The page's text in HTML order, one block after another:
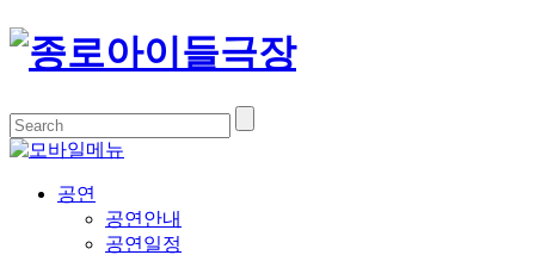
공연
공연안내
공연일정